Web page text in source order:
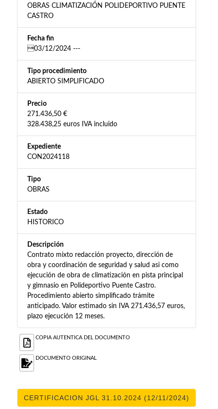
OBRAS CLIMATIZACIÓN POLIDEPORTIVO PUENTE
CASTRO
Fecha fin
03/12/2024 ---
Tipo procedimiento
ABIERTO SIMPLIFICADO
Precio
271.436,50 €
328.438,25 euros IVA incluido
Expediente
CON2024118
Tipo
OBRAS
Estado
HISTORICO
Descripción
Contrato mixto redacción proyecto, dirección de
obra y coordinación de seguridad y salud asi como
ejecución de obra de climatización en pista principal
y gimnasio en Polideportivo Puente Castro.
Procedimiento abierto simplificado trámite
anticipado. Valor estimado sin IVA 271.436,57 euros,
plazo ejecución 12 meses.
COPIA AUTENTICA DEL DOCUMENTO
DOCUMENTO ORIGINAL
CERTIFICACION JGL 31.10.2024 (12/11/2024)